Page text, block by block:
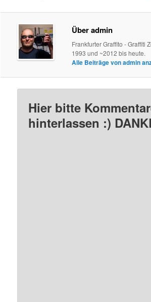
Über admin
Frankfurter Graffito - Graffiti
1993 und ~2012 bis heute.
Alle Beiträge von admin
Hier bitte
hinterlassen :)